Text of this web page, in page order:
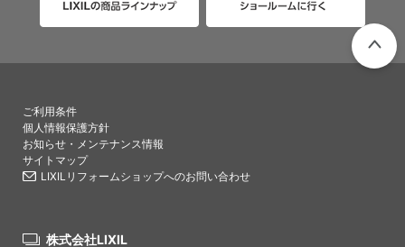
ご利用条件
個人情報保護方針
お知らせ・メンテナンス情報
サイトマップ
LIXILリフォームショップへのお問い合わせ
株式会社LIXIL